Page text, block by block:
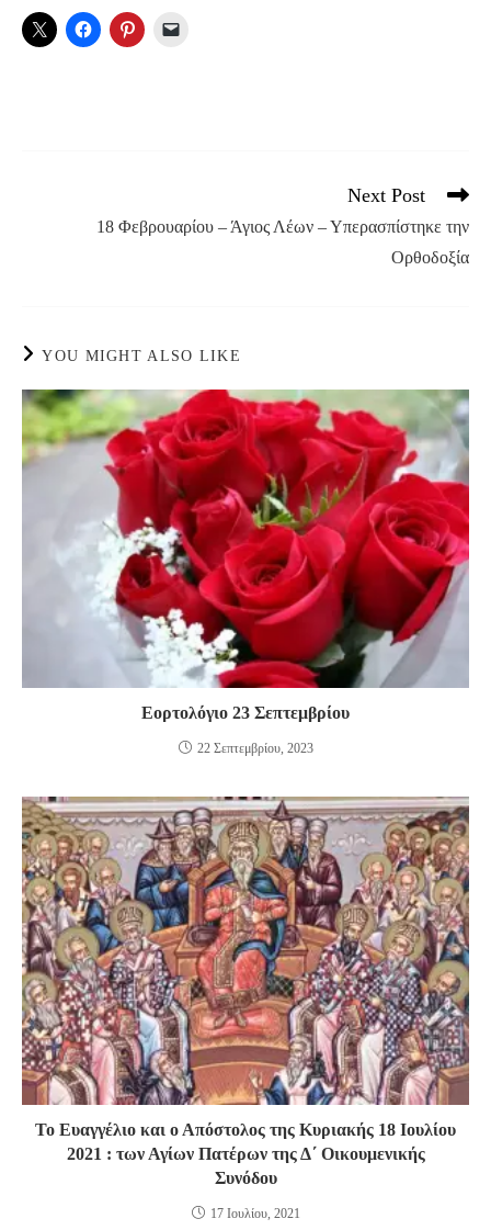
Next Post
18 Φεβρουαρίου – Άγιος Λέων – Υπερασπίστηκε την
Ορθοδοξία
YOU MIGHT ALSO LIKE
Εορτολόγιο 23 Σεπτεμβρίου
22 Σεπτεμβρίου, 2023
Το Ευαγγέλιο και ο Απόστολος της Κυριακής 18 Ιουλίου
2021 : των Αγίων Πατέρων της Δ΄ Οικουμενικής
Συνόδου
17 Ιουλίου, 2021